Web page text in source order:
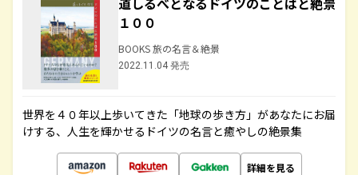
１００
BOOKS 旅の名言＆絶景
2022.11.04 発売
世界を４０年以上歩いてきた「地球の歩き方」があなたにお届
けする、人生を輝かせるドイツの名言と癒やしの絶景集
詳細を見る